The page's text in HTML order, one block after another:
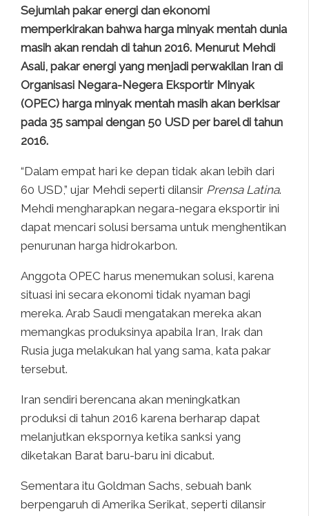
Sejumlah pakar energi dan ekonomi
memperkirakan bahwa harga minyak mentah dunia
masih akan rendah di tahun 2016. Menurut Mehdi
Asali, pakar energi yang menjadi perwakilan Iran di
Organisasi Negara-Negera Eksportir Minyak
(OPEC) harga minyak mentah masih akan berkisar
pada 35 sampai dengan 50 USD per barel di tahun
2016.
“Dalam empat hari ke depan tidak akan lebih dari
60 USD,” ujar Mehdi seperti dilansir Prensa Latina.
Mehdi mengharapkan negara-negara eksportir ini
dapat mencari solusi bersama untuk menghentikan
penurunan harga hidrokarbon.
Anggota OPEC harus menemukan solusi, karena
situasi ini secara ekonomi tidak nyaman bagi
mereka. Arab Saudi mengatakan mereka akan
memangkas produksinya apabila Iran, Irak dan
Rusia juga melakukan hal yang sama, kata pakar
tersebut.
Iran sendiri berencana akan meningkatkan
produksi di tahun 2016 karena berharap dapat
melanjutkan ekspornya ketika sanksi yang
diketakan Barat baru-baru ini dicabut.
Sementara itu Goldman Sachs, sebuah bank
berpengaruh di Amerika Serikat, seperti dilansir